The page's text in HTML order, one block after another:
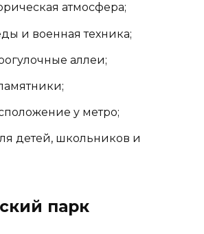
атмосфера;
и военная техника;
аллеи;
у метро;
детей, школьников и
парк